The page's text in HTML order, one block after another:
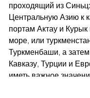
проходящий из
Центральную Азию к
портам Актау и
море, или
Туркменбаши, а
Кавказу, Турции и
иметь важное